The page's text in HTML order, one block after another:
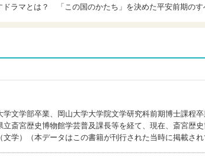
ラマとは？ 「この国のかたち」を決めた平安前期のす
学文学部卒業、岡山大学大学院文学研究科前期博士課程
斎宮歴史博物館学芸普及課長等を経て、現在、斎宮歴
学）（本データはこの書籍が刊行された当時に掲載され